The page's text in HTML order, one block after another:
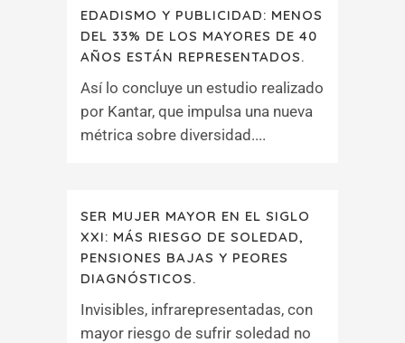
EDADISMO Y PUBLICIDAD: MENOS
DEL 33% DE LOS MAYORES DE 40
AÑOS ESTÁN REPRESENTADOS.
Así lo concluye un estudio realizado
por Kantar, que impulsa una nueva
métrica sobre diversidad....
SER MUJER MAYOR EN EL SIGLO
XXI: MÁS RIESGO DE SOLEDAD,
PENSIONES BAJAS Y PEORES
DIAGNÓSTICOS.
Invisibles, infrarepresentadas, con
mayor riesgo de sufrir soledad no